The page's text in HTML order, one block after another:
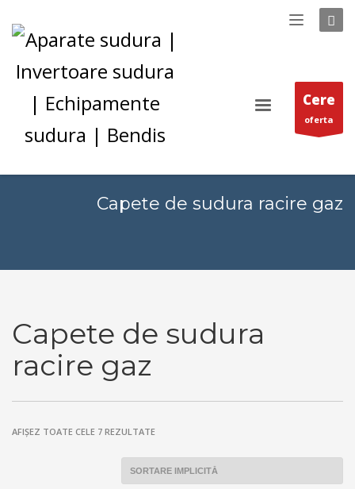
Cere
oferta
Capete de sudura racire gaz
Capete de sudura
racire gaz
AFIȘEZ TOATE CELE 7 REZULTATE